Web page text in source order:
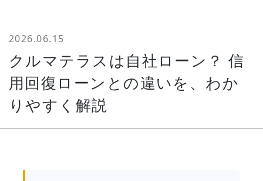
2026.06.15
クルマテラスは自社ローン？ 信
用回復ローンとの違いを、わか
りやすく解説